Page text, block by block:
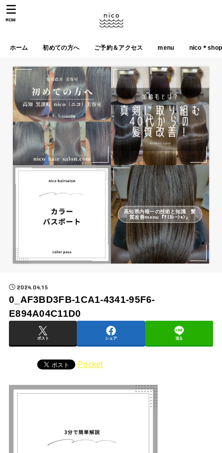
ホーム 初めての方へ ご予約＆アクセス menu nico＊shop
MENU
高知県内唯一の技術と知識 髪
質改善menu『ｹﾐｶﾚｰｼｮﾝ』
2024.04.15
0_AF3BD3FB-1CA1-4341-95F6-
E894A04C11D0
ポスト シェア 送る
Pocket